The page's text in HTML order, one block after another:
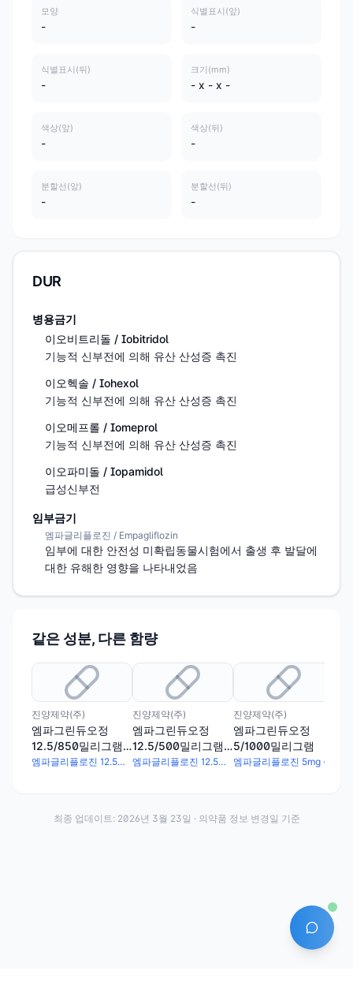
모양
-
식별표시(앞)
-
식별표시(뒤)
-
크기(mm)
- x - x -
색상(앞)
-
색상(뒤)
-
분할선(앞)
-
분할선(뒤)
-
DUR
병용금기
이오비트리돌 / Iobitridol
기능적 신부전에 의해 유산 산성증 촉진
이오헥솔 / Iohexol
기능적 신부전에 의해 유산 산성증 촉진
이오메프롤 / Iomeprol
기능적 신부전에 의해 유산 산성증 촉진
이오파미돌 / Iopamidol
급성신부전
임부금기
엠파글리플로진 / Empagliflozin
임부에 대한 안전성 미확립동물시험에서 출생 후 발달에
대한 유해한 영향을 나타내었음
같은 성분, 다른 함량
진양제약(주)
엠파그린듀오정
12.5/850밀리그램
(엠파글리플로진, 메
엠파글리플로진 12.5mg · 메트포르민염산염 850mg
진양제약(주)
엠파그린듀오정
12.5/500밀리그램
(엠파글리플로진, 메
엠파글리플로진 12.5mg · 메트포르민염산염 500mg
진양제약(주)
엠파그린듀오정
5/1000밀리그램
AI 에이
최종 업데이트: 2026년 3월 23일 · 의약품 정보 변경일 기준